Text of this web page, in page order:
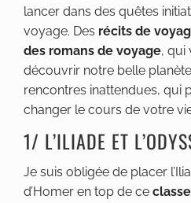
lancer dans des quêtes
voyage. Des récits de
des romans de voyage, qui
découvrir notre belle
rencontres inattendues, qui
changer le cours de votre
1/ L’ILIADE ET
Je suis obligée de placer
d’Homer en top de ce